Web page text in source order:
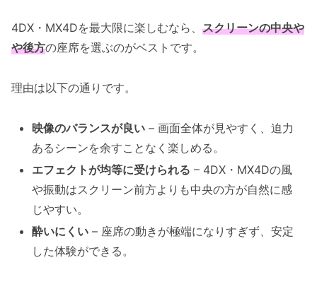
4DX・MX4Dを最大限に楽しむなら、 スクリーンの中央や
や後方の座席を選ぶのがベストです。
理由は以下の通りです。
映像のバランスが良い – 画面全体が見やすく、迫力
あるシーンを余すことなく楽しめる。
エフェクトが均等に受けられる – 4DX・MX4Dの風
や振動はスクリーン前方よりも中央の方が自然に感
じやすい。
酔いにくい – 座席の動きが極端になりすぎず、安定
した体験ができる。